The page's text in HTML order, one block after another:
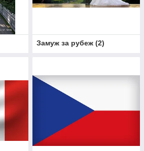
Замуж за рубеж (2)